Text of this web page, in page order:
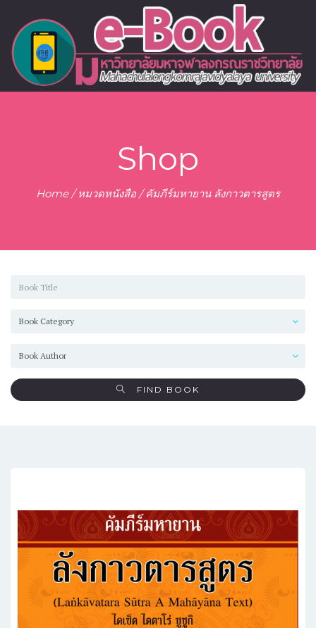
Shop
Home/หมวดหนังสือ / คัมภีร์มหายาน ลังกาวตารสูตร
FIND BOOK